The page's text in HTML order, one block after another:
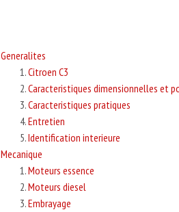
Generalites
Citroen C3
Caracteristiques dimensionnelles et
Caracteristiques pratiques
Entretien
Identification interieure
Mecanique
Moteurs essence
Moteurs diesel
Embrayage